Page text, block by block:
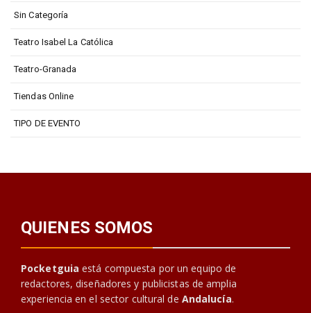
Sin Categoría
Teatro Isabel La Católica
Teatro-Granada
Tiendas Online
TIPO DE EVENTO
QUIENES SOMOS
Pocketguia está compuesta por un equipo de
redactores, diseñadores y publicistas de amplia
experiencia en el sector cultural de Andalucía.